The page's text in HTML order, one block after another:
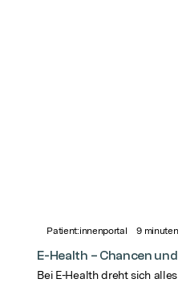
Patient:innenportal 9 minuten
E-Health – Chancen
Bei E-Health dreht sich